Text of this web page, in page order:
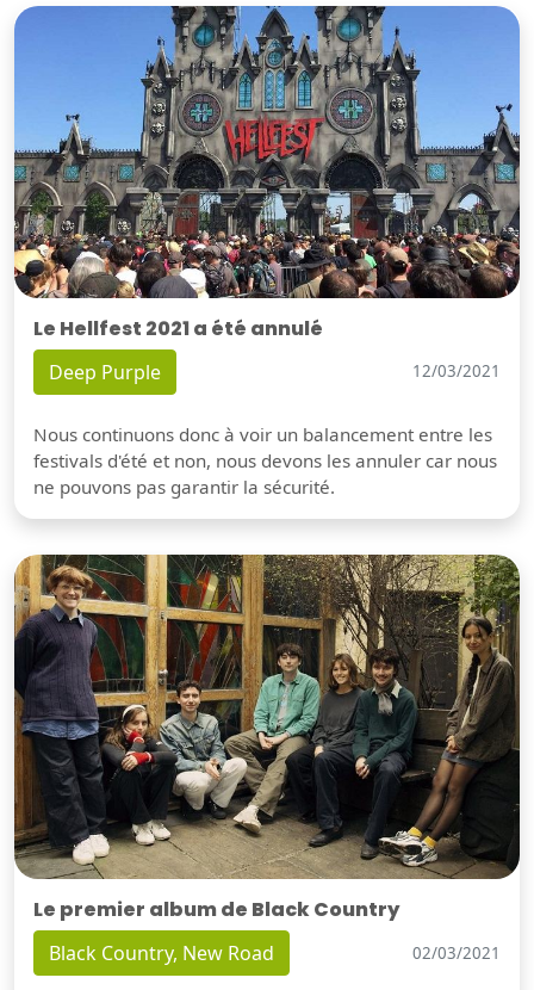
Le Hellfest 2021 a été annulé
Deep Purple 12/03/2021
Nous continuons donc à voir un balancement entre les
festivals d'été et non, nous devons les annuler car nous
ne pouvons pas garantir la sécurité.
Le premier album de Black Country
Black Country, New Road 02/03/2021